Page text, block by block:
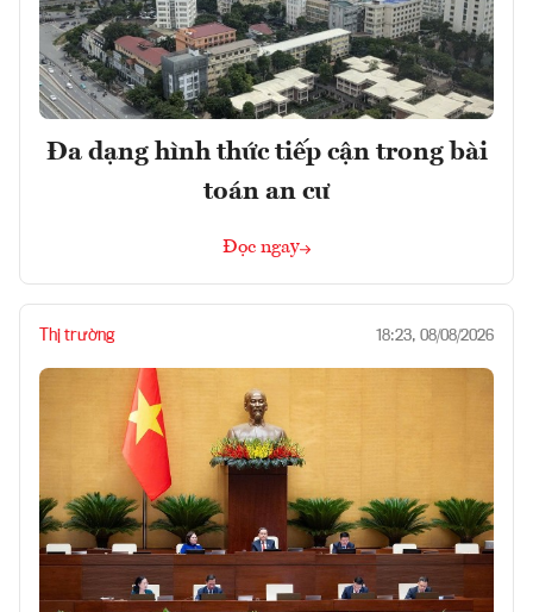
Đa dạng hình thức tiếp cận trong bài
toán an cư
Đọc ngay
Thị trường 18:23, 08/08/2026